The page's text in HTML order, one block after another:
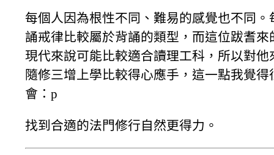
每個人因為根性不同、難易的感覺也不同。
誦戒律比較屬於背誦的類型，而這位跋耆來
現代來說可能比較適合讀理工科，所以對他
隨修三增上學比較得心應手，這一點我覺得
會：p
找到合適的法門修行自然更得力。